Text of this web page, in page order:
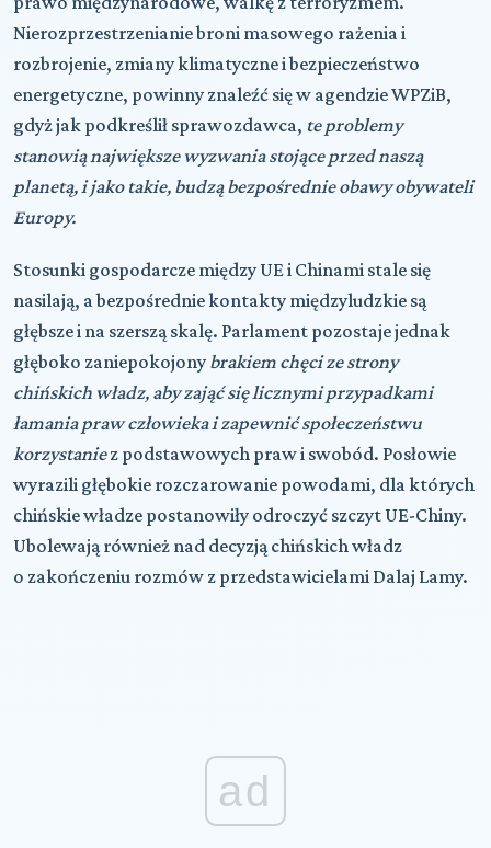
Nierozprzestrzenianie broni masowego rażenia i
rozbrojenie, zmiany klimatyczne i bezpieczeństwo
energetyczne, powinny znaleźć się w agendzie WPZiB,
gdyż jak podkreślił sprawozdawca, te problemy
stanowią największe wyzwania stojące przed naszą
planetą, i jako takie, budzą bezpośrednie obawy obywateli
Europy.
Stosunki gospodarcze między UE i Chinami stale się
nasilają, a bezpośrednie kontakty międzyludzkie są
głębsze i na szerszą skalę. Parlament pozostaje jednak
głęboko zaniepokojony brakiem chęci ze strony
chińskich władz, aby zająć się licznymi przypadkami
łamania praw człowieka i zapewnić społeczeństwu
korzystaniez podstawowych praw i swobód. Posłowie
wyrazili głębokie rozczarowanie powodami, dla których
chińskie władze postanowiły odroczyć szczyt UE-Chiny.
Ubolewają również nad decyzją chińskich władz
o zakończeniu rozmów z przedstawicielami Dalaj Lamy.
ad